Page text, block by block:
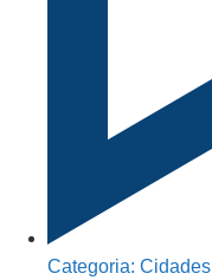
Categoria: Cidades